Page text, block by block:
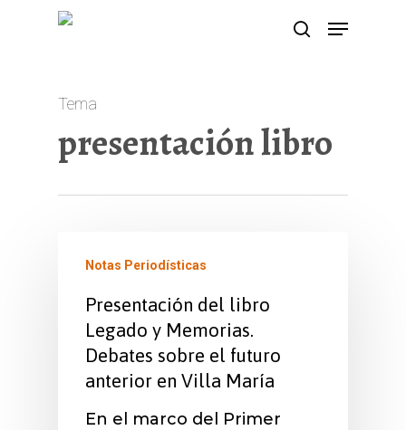
content
search
Menu
Tema
presentación libro
Notas Periodísticas
Presentación del libro
Legado y Memorias.
Debates sobre el futuro
anterior en Villa María
En el marco del Primer